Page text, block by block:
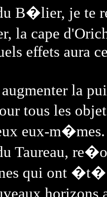
B�lier, je te
la cape
effets aura
la
tous les
eux-m�mes.
Taureau,
qui ont